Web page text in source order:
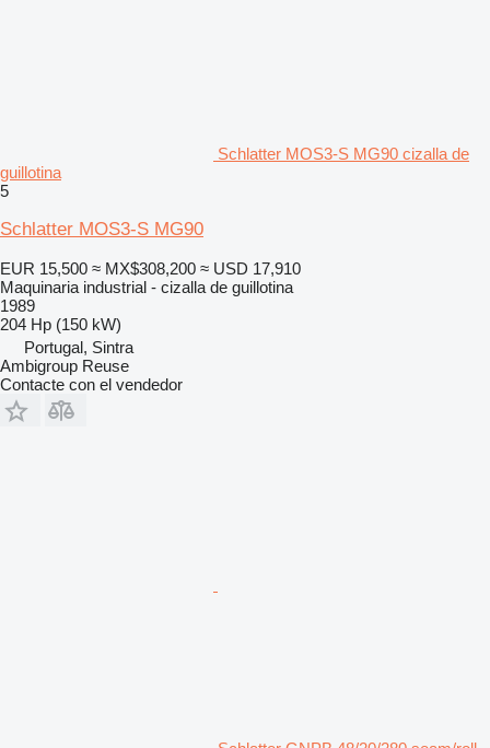
Schlatter MOS3-S MG90 cizalla de
guillotina
5
Schlatter MOS3-S MG90
EUR 15,500 ≈ MX$308,200 ≈ USD 17,910
Maquinaria industrial - cizalla de guillotina
1989
204 Hp (150 kW)
Portugal, Sintra
Ambigroup Reuse
Contacte con el vendedor